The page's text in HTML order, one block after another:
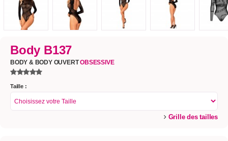
Body B137
BODY & BODY OUVERTOBSESSIVE
Taille :
Grille des tailles